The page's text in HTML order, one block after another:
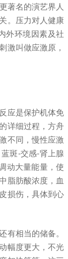
著名的演艺界人
。压力对人健康
外环境因素及社
激叫做应激原，
应是保护机体免
详细过程，方舟
不同，慢性应激
斑-交感-肾上腺
动大量能量，使
脂肪酸浓度，血
损伤，具体到心
相当的储备。
幅度更大，不光